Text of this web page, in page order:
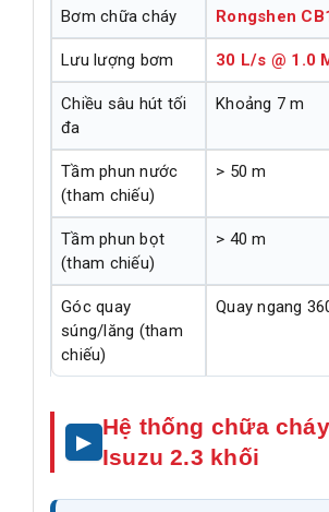
Bơm chữa cháy Rongshen
Lưu lượng bơm 30 L/s @ 1.0
Chiều sâu hút tối
đa
Khoảng 7 m
Tầm phun nước
(tham chiếu)
> 50 m
Tầm phun bọt
(tham chiếu)
> 40 m
Góc quay
súng/lăng (tham
chiếu)
Quay ngang
Hệ thống chữa
Isuzu 2.3 khối